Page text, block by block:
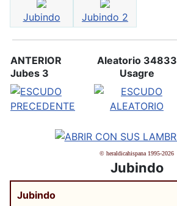
Jubindo Jubindo 2
ANTERIOR
Jubes 3
Aleatorio 34833
Usagre
© heraldicahispana 1995-2026
Jubindo
Jubindo